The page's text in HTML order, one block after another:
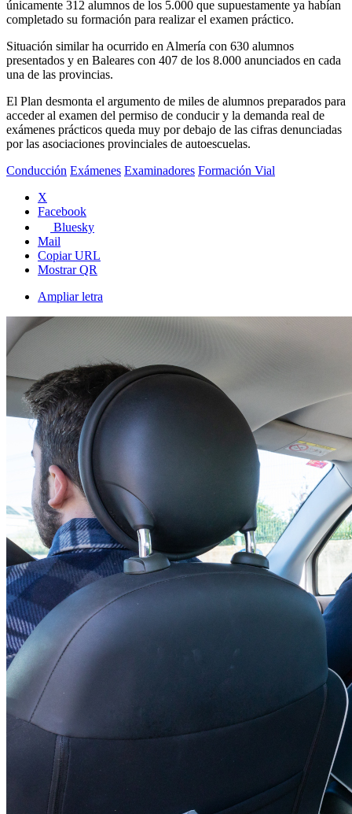
únicamente 312 alumnos de los 5.000 que supuestamente ya habían
completado su formación para realizar el examen práctico.
Situación similar ha ocurrido en Almería con 630 alumnos
presentados y en Baleares con 407 de los 8.000 anunciados en cada
una de las provincias.
El Plan desmonta el argumento de miles de alumnos preparados para
acceder al examen del permiso de conducir y la demanda real de
exámenes prácticos queda muy por debajo de las cifras denunciadas
por las asociaciones provinciales de autoescuelas.
Conducción Exámenes Examinadores Formación Vial
X
Facebook
Bluesky
Mail
Copiar URL
Mostrar QR
Ampliar letra